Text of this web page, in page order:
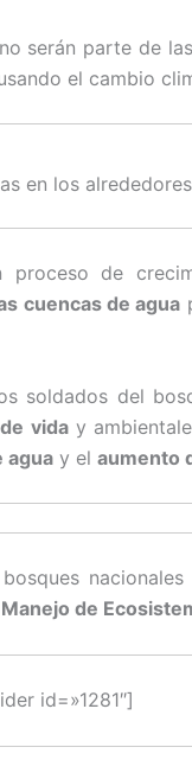
serán parte de
el cambio
en los
de
cuencas de agua
soldados del
viday
agua y el aumento
de
id=»1281″]